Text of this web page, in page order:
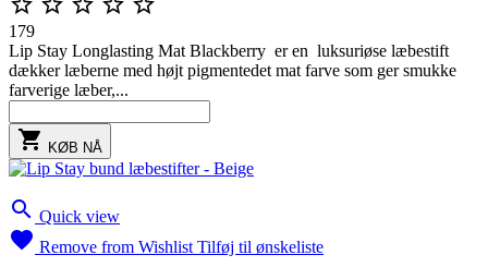
179
Lip Stay Longlasting Mat Blackberry er en luksuriøse læbestift
dækker læberne med højt pigmentedet mat farve som ger smukke
farverige læber,...
 KØB NÅ
 Quick view
 Remove from Wishlist Tilføj til ønskeliste